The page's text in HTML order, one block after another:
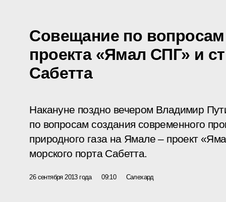
Совещание по
проекта «Ямал СПГ» и
Сабетта
Накануне поздно вечером Владимир
по вопросам создания современного
природного газа на Ямале – проект
морского порта Сабетта.
26 сентября 2013 года 09:10 Салехард